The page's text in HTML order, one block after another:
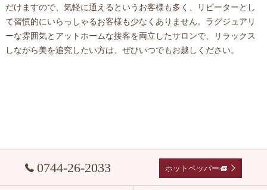
だけますので、気軽に通えるというお客様も多く、リピーターとし
て習慣的にいらっしゃるお客様も少なくありません。ラグジュアリ
ーな雰囲気とアットホームな接客を両立したサロンで、リラックス
しながら美を追究したい方は、ぜひいつでもお越しください。
0744-26-2033 ホットペッパーへ